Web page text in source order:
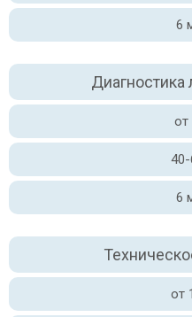
6
Диагностика
от
6
от